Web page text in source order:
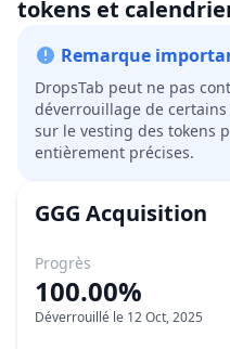
tokens et
Remarque
DropsTab peut ne pas
déverrouillage de
sur le vesting des tokens
entièrement précises.
GGG Acquisition
Progrès
100.00%
Déverrouillé le 12 Oct, 2025